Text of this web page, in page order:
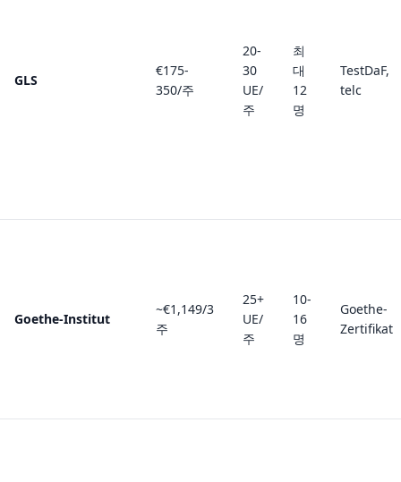
GLS
€175-
350/주
20-
30
UE/
주
최
대
12
명
TestDaF,
telc
Goethe-Institut
~€1,149/3
주
25+
UE/
주
10-
16
명
Goethe-
Zertifikat